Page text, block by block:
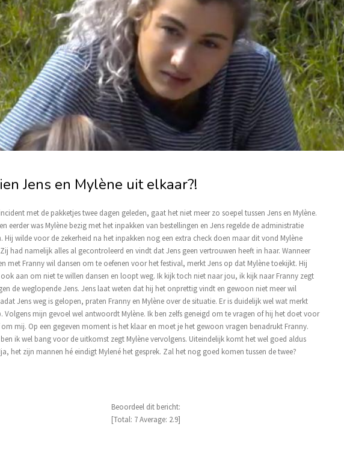
Jens en Mylène uit elkaar?!
met de pakketjes twee dagen geleden, gaat het niet meer zo soepel tussen Jens en Mylène.
eerder was Mylène bezig met het inpakken van bestellingen en Jens regelde de administratie
Hij wilde voor de zekerheid na het inpakken nog een extra check doen maar dit vond Mylène
had namelijk alles al gecontroleerd en vindt dat Jens geen vertrouwen heeft in haar. Wanneer
met Franny wil dansen om te oefenen voor het festival, merkt Jens op dat Mylène toekijkt. Hij
aan om niet te willen dansen en loopt weg. Ik kijk toch niet naar jou, ik kijk naar Franny zegt
de weglopende Jens. Jens laat weten dat hij het onprettig vindt en gewoon niet meer wil
Jens weg is gelopen, praten Franny en Mylène over de situatie. Er is duidelijk wel wat merkt
Volgens mijn gevoel wel antwoordt Mylène. Ik ben zelfs geneigd om te vragen of hij het doet voor
om mij. Op een gegeven moment is het klaar en moet je het gewoon vragen benadrukt Franny.
ben ik wel bang voor de uitkomst zegt Mylène vervolgens. Uiteindelijk komt het wel goed aldus
het zijn mannen hé eindigt Mylené het gesprek. Zal het nog goed komen tussen de twee?
Beoordeel dit bericht:
[Total: 7Average: 2.9]